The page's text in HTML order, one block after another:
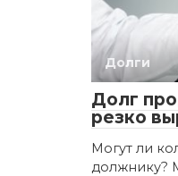
Долги
Долг
резко
Могут ли
должнику?